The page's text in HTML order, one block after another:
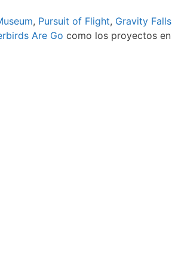
, Pursuit of Flight, Gravity Falls
Are Go como los proyectos en